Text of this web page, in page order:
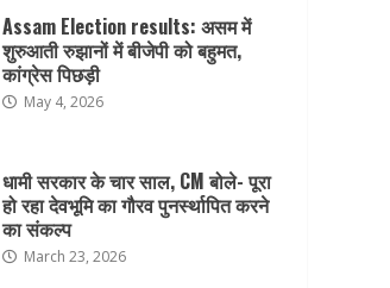
Assam Election results: असम में
शुरुआती रुझानों में बीजेपी को बहुमत,
कांग्रेस पिछड़ी
May 4, 2026
धामी सरकार के चार साल, CM बोले- पूरा
हो रहा देवभूमि का गौरव पुनर्स्थापित करने
का संकल्प
March 23, 2026
4 August 6, 2026
5
जनगणना 2027 की तैयारी शुरू,
August 6, 2026
उत्तराखंड में भारी बारिश का
अलर्ट: कई जिलों में तेज वर्षा और